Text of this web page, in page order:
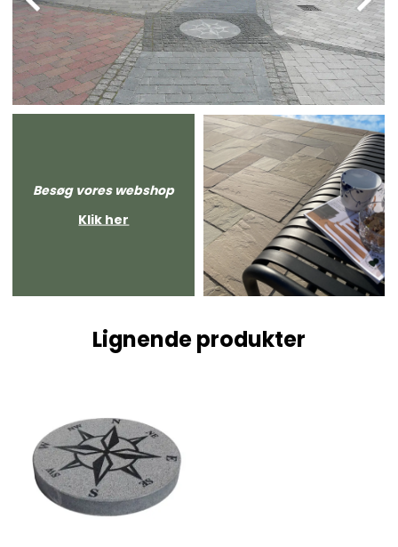
Besøg vores webshop
Klik her
Lignende produkter